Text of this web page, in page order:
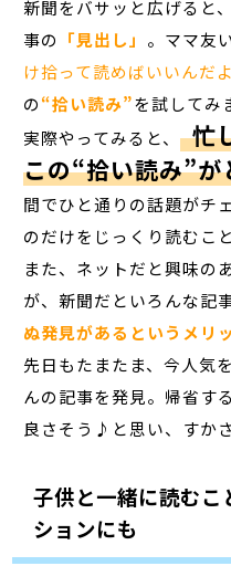
新聞をバサッと広げると
事の 「見出し」 。ママ友
け拾って読めばいいんだよ
の“拾い読み”を試してみ
実際やってみると、 忙
この“拾い読み”が
間でひと通りの話題がチ
のだけをじっくり読むこ
また、ネットだと興味の
が、新聞だといろんな記
ぬ発見があるというメリ
先日もたまたま、今人気
んの記事を発見。帰省す
良さそう♪と思い、すか
子供と一緒に読むこ
ションにも